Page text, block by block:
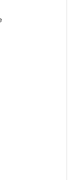
de